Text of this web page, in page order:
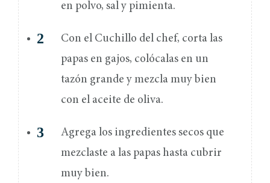
en polvo, sal y pimienta.
Con el Cuchillo del chef, corta las
papas en gajos, colócalas en un
tazón grande y mezcla muy bien
con el aceite de oliva.
Agrega los ingredientes secos que
mezclaste a las papas hasta cubrir
muy bien.